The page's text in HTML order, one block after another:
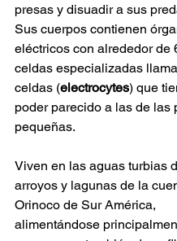
presas y disuadir a sus
Sus cuerpos contienen
eléctricos con alrededor de
celdas especializadas
celdas (electrocytes) que
poder parecido a las de las
pequeñas.
Viven en las aguas turbias
arroyos y lagunas de la
Orinoco de Sur América,
alimentándose